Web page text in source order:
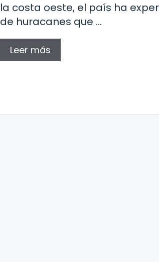
la costa oeste, el país ha
de huracanes que …
Leer más